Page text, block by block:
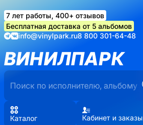
7 лет работы, 400+ отзывов
Бесплатная доставка от 5 альбомов
info@vinylpark.ru8 800 301-64-48
ВИНИЛПАРК
Каталог Кабинет и заказы